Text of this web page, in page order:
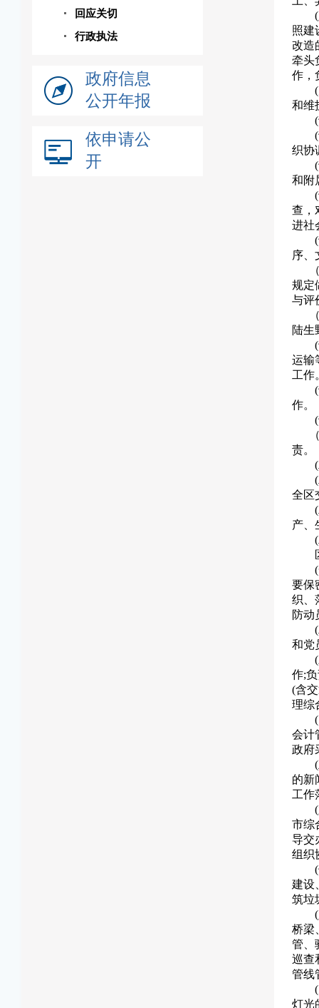
回应关切
行政执法
政府信息
公开年报
依申请公
开
照建
改造
牵头
作，
和维
织协
和附
查，
进社
序、
（
规定
与评
（
陆生
运输
工作
作。
（
责。
全区
产、
区
要保
织、
防动
和党
作;
(含
理综
会计
政府
的新
工作
市综
导交
组织
建设
筑垃
桥梁
管、
巡查
管线
灯光